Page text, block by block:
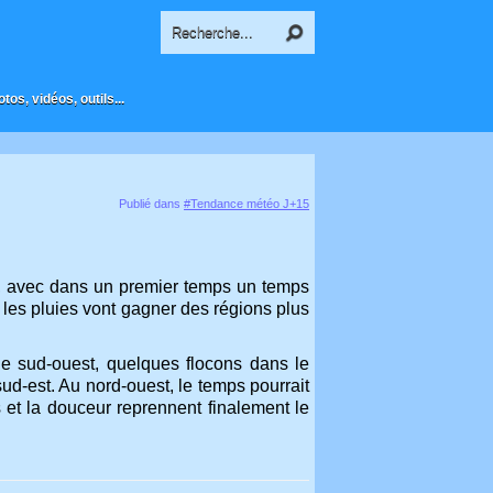
vidéos, outils...
Publié dans #Tendance météo J+15
dans un premier temps un temps
pluies vont gagner des régions plus
sud-ouest, quelques flocons dans le
est. Au nord-ouest, le temps pourrait
la douceur reprennent finalement le